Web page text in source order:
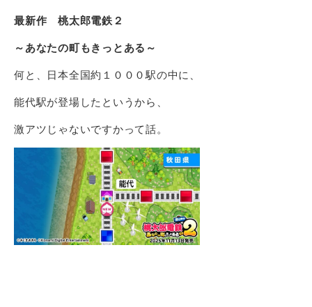
最新作 桃太郎電鉄２
～あなたの町もきっとある～
何と、日本全国約１０００駅の中に、
能代駅が登場したというから、
激アツじゃないですかって話。